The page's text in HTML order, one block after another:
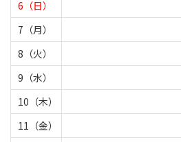
6（日）
7（月）
8（火）
9（水）
10（木）
11（金）